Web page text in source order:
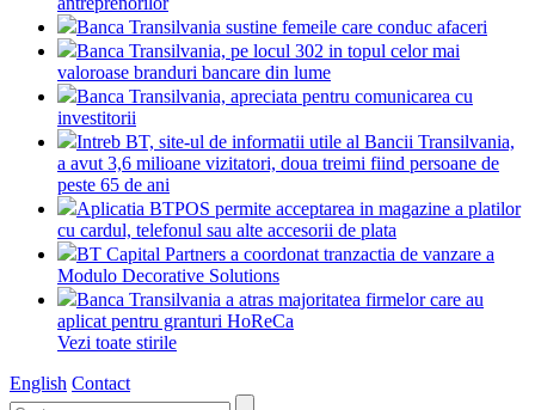
Banca Transilvania sustine femeile care conduc afaceri
Banca Transilvania, pe locul 302 in topul celor mai
valoroase branduri bancare din lume
Banca Transilvania, apreciata pentru comunicarea cu
investitorii
Intreb BT, site-ul de informatii utile al Bancii Transilvania,
a avut 3,6 milioane vizitatori, doua treimi fiind persoane de
peste 65 de ani
Aplicatia BTPOS permite acceptarea in magazine a platilor
cu cardul, telefonul sau alte accesorii de plata
BT Capital Partners a coordonat tranzactia de vanzare a
Modulo Decorative Solutions
Banca Transilvania a atras majoritatea firmelor care au
aplicat pentru granturi HoReCa
Vezi toate stirile
English Contact